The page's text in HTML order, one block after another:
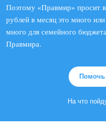
Поэтому «Правмир» просит
рублей в месяц это много
много для семейного
Правмира.
На что